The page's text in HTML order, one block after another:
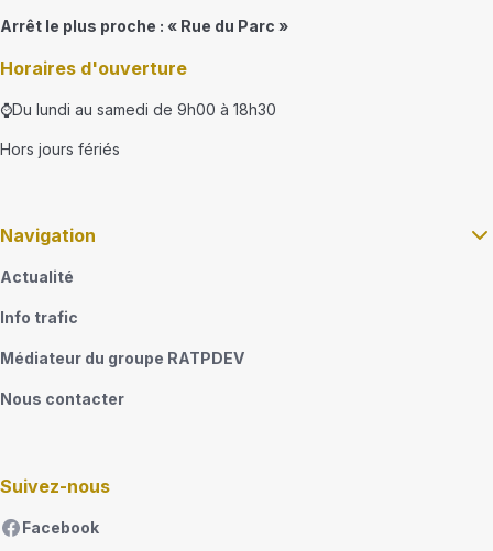
Arrêt le plus proche : « Rue du Parc »
Horaires d'ouverture
⌚Du lundi au samedi de 9h00 à 18h30
Hors jours fériés
Navigation
Actualité
Info trafic
Médiateur du groupe RATPDEV
Nous contacter
Suivez-nous
Facebook